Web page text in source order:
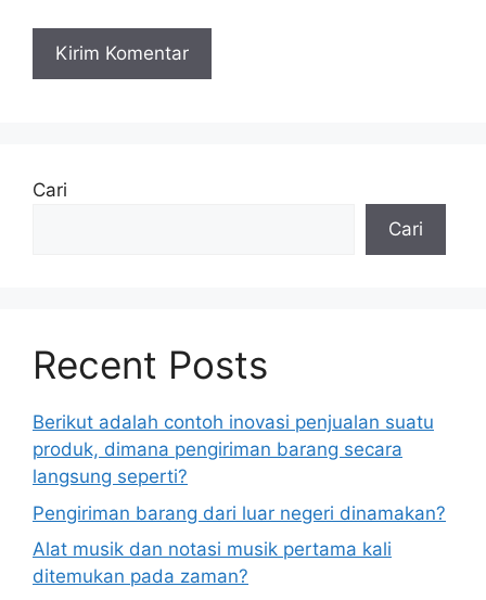
Cari
Cari
Recent Posts
Berikut adalah contoh inovasi penjualan suatu
produk, dimana pengiriman barang secara
langsung seperti?
Pengiriman barang dari luar negeri dinamakan?
Alat musik dan notasi musik pertama kali
ditemukan pada zaman?